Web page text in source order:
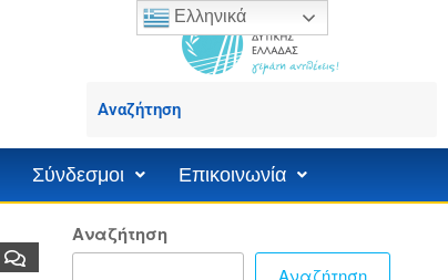
Σύνδεσμοι Επικοινωνία
Αναζήτηση
Αναζήτηση
Ελληνικά